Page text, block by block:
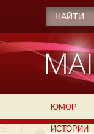
ЮМОР
ИСТОРИИ